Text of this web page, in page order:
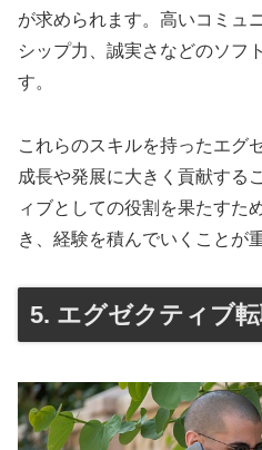
が求められます。高いコミュ
シップ力、誠実さなどのソフ
す。
これらのスキルを持ったエグ
成長や発展に大きく貢献する
ィブとしての役割を果たすた
き、経験を積んでいくことが
5. エグゼクティブ